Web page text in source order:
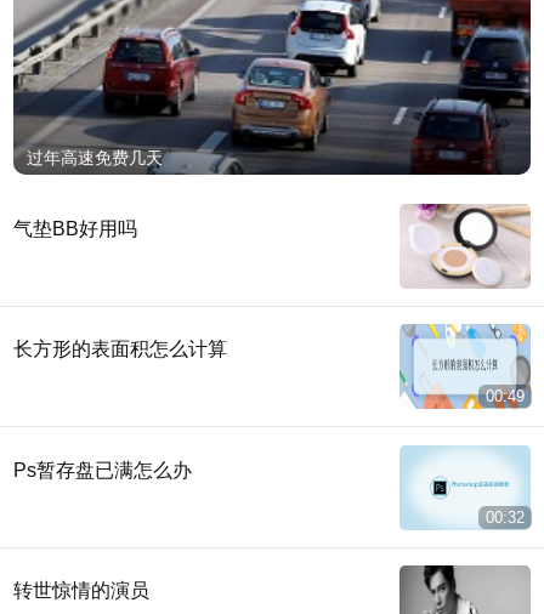
过年高速免费几天
气垫BB好用吗
长方形的表面积怎么计算
00:49
Ps暂存盘已满怎么办
00:32
转世惊情的演员